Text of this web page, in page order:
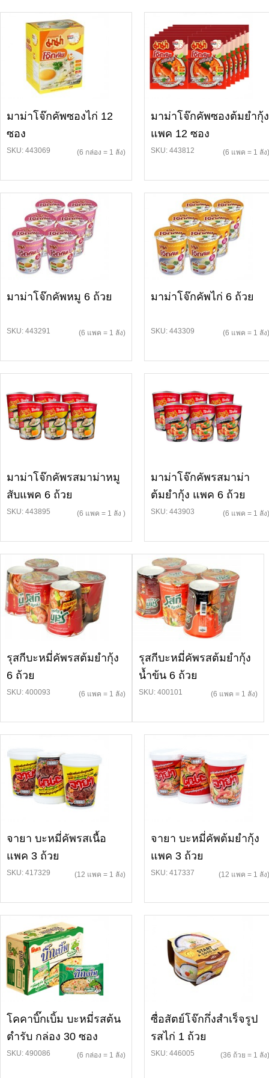
มาม่าโจ๊กคัพซองไก่ 12
ซอง
SKU: 443069 (6 กล่อง = 1 ลัง)
มาม่าโจ๊กคัพซองต้มยำกุ้ง
แพค 12 ซอง
SKU: 443812 (6 แพค = 1 ลัง)
มาม่าโจ๊กคัพหมู 6 ถ้วย
SKU: 443291 (6 แพค = 1 ลัง)
มาม่าโจ๊กคัพไก่ 6 ถ้วย
SKU: 443309 (6 แพค = 1 ลัง)
มาม่าโจ๊กคัพรสมาม่าหมู
สับแพค 6 ถ้วย
SKU: 443895 (6 แพค = 1 ลัง )
มาม่าโจ๊กคัพรสมาม่า
ต้มยำกุ้ง แพค 6 ถ้วย
SKU: 443903 (6 แพค = 1 ลัง)
รุสกีบะหมี่คัพรสต้มยำกุ้ง
6 ถ้วย
SKU: 400093 (6 แพค = 1 ลัง)
รุสกีบะหมี่คัพรสต้มยำกุ้ง
น้ำข้น 6 ถ้วย
SKU: 400101 (6 แพค = 1 ลัง)
จายา บะหมี่คัพรสเนื้อ
แพค 3 ถ้วย
SKU: 417329 (12 แพค = 1 ลัง)
จายา บะหมี่คัพต้มยำกุ้ง
แพค 3 ถ้วย
SKU: 417337 (12 แพค = 1 ลัง)
โคคาบิ๊กเบิ้ม บะหมี่รสต้น
ตำรับ กล่อง 30 ซอง
SKU: 490086 (6 กล่อง = 1 ลัง)
ซื่อสัตย์โจ๊กกึ่งสำเร็จรูป
รสไก่ 1 ถ้วย
SKU: 446005 (36 ถ้วย = 1 ลัง)